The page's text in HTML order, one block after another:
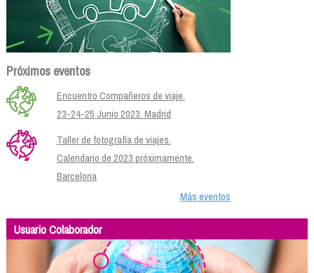
Próximos eventos
Encuentro Compañeros de viaje.
23-24-25 Junio 2023. Madrid
Taller de fotografía de viajes.
Calendario de 2023 próximamente.
Barcelona
Más eventos
Usuario Colaborador